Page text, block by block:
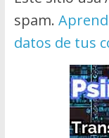
spam.
datos de tus